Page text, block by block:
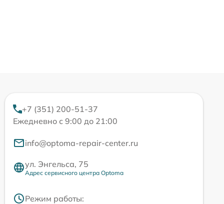
+7 (351) 200-51-37
Ежедневно с 9:00 до 21:00
info@optoma-repair-center.ru
ул. Энгельса, 75
Адрес сервисного центра Optoma
Режим работы: